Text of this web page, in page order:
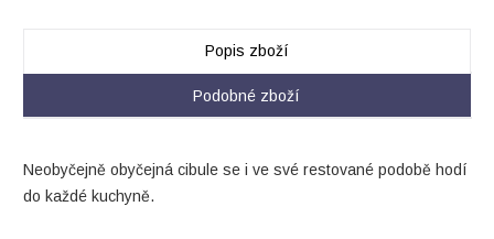
Popis zboží
Podobné zboží
Neobyčejně obyčejná cibule se i ve své restované podobě hodí
do každé kuchyně.